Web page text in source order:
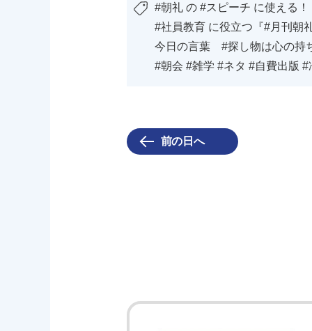
#朝礼 の #スピーチ に使える！
#社員教育 に役立つ『#月刊朝
今日の言葉 #探し物は心の持
#朝会 #雑学 #ネタ #自費出版
前の日へ